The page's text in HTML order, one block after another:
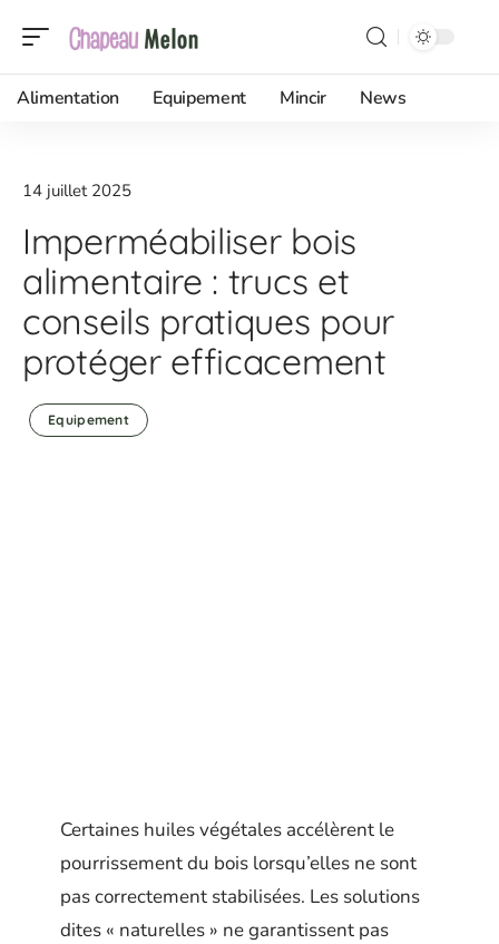
Alimentation Equipement Mincir News
14 juillet 2025
Imperméabiliser bois
alimentaire : trucs et
conseils pratiques pour
protéger efficacement
Equipement
Certaines huiles végétales accélèrent le
pourrissement du bois lorsqu’elles ne sont
pas correctement stabilisées. Les solutions
dites « naturelles » ne garantissent pas